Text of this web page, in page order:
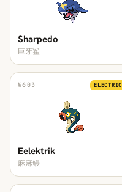
Sharpedo
巨牙鲨
№603 ELECTRIC
Eelektrik
麻麻鳗